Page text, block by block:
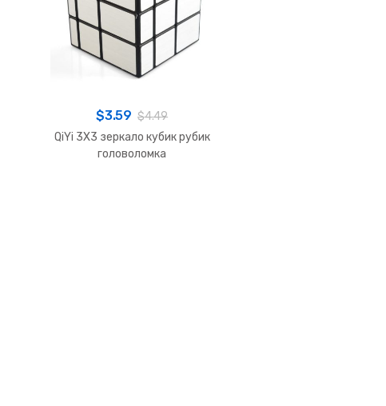
$3.59 $4.49
QiYi 3X3 зеркало кубик рубик
головоломка